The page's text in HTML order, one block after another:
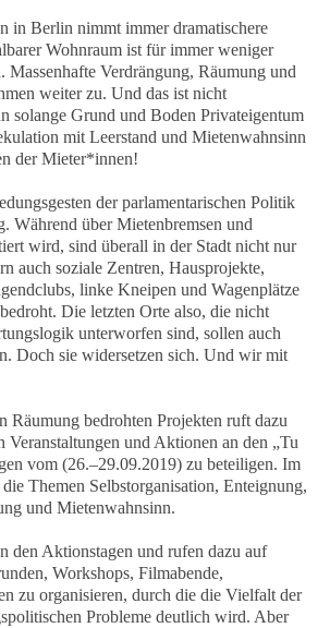
in Berlin nimmt immer dramatischere
Wohnraum ist für immer weniger
Massenhafte Verdrängung, Räumung und
weiter zu. Und das ist nicht
solange Grund und Boden Privateigentum
mit Leerstand und Mietenwahnsinn
der Mieter*innen!
der parlamentarischen Politik
Während über Mietenbremsen und
wird, sind überall in der Stadt nicht nur
auch soziale Zentren, Hausprojekte,
linke Kneipen und Wagenplätze
Die letzten Orte also, die nicht
unterworfen sind, sollen auch
Doch sie widersetzen sich. Und wir mit
Räumung bedrohten Projekten ruft dazu
Veranstaltungen und Aktionen an den „Tu
vom (26.–29.09.2019) zu beteiligen. Im
Themen Selbstorganisation, Enteignung,
und Mietenwahnsinn.
den Aktionstagen und rufen dazu auf
Workshops, Filmabende,
zu organisieren, durch die die Vielfalt der
Probleme deutlich wird. Aber